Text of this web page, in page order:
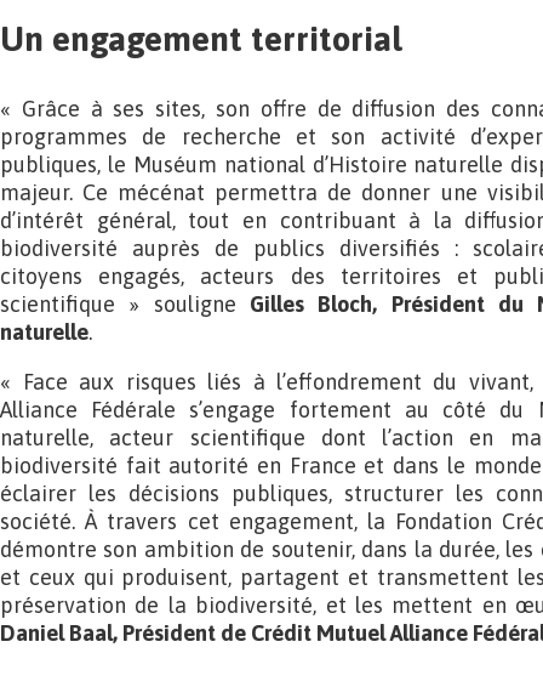
Un engagement territorial
« Grâce à ses sites, son offre de diffusion des
programmes de recherche et son activité
publiques, le Muséum national d’Histoire naturelle
majeur. Ce mécénat permettra de donner une
d’intérêt général, tout en contribuant à la
biodiversité auprès de publics diversifiés :
citoyens engagés, acteurs des territoires et
scientifique » souligne Gilles Bloch, Président du
naturelle.
« Face aux risques liés à l’effondrement du
Alliance Fédérale s’engage fortement au côté du
naturelle, acteur scientifique dont l’action en
biodiversité fait autorité en France et dans le
éclairer les décisions publiques, structurer les
société. À travers cet engagement, la Fondation
démontre son ambition de soutenir, dans la durée, les
et ceux qui produisent, partagent et transmettent
préservation de la biodiversité, et les mettent en
Daniel Baal, Président de Crédit Mutuel Alliance